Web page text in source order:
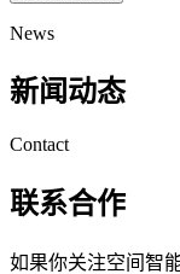
News
新闻动态
Contact
联系合作
如果你关注空间智